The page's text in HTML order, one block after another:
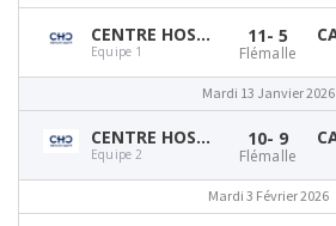
CENTRE HOSPITALIER CHRÉTIEN
Equipe 1
11- 5
Flémalle
Mardi 13 Janvier 2026
CENTRE HOSPITALIER CHRÉTIEN
Equipe 2
10- 9
Flémalle
Mardi 3 Février 2026